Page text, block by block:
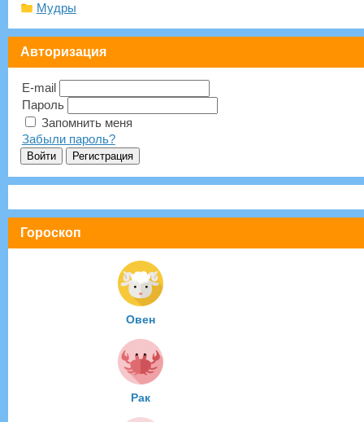
Мудры
Авторизация
E-mail
Пароль
Запомнить меня
Забыли пароль?
Гороскоп
Овен
Рак